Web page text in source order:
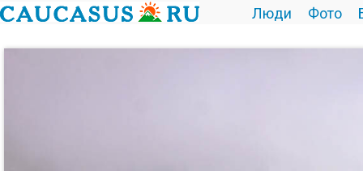
Люди Фото